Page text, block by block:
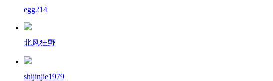
egg214
北风狂野
shijinjie1979